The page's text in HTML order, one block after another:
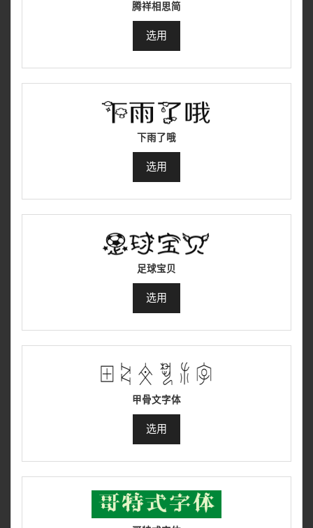
腾祥相思简
选用
下雨了哦
选用
足球宝贝
选用
甲骨文字体
选用